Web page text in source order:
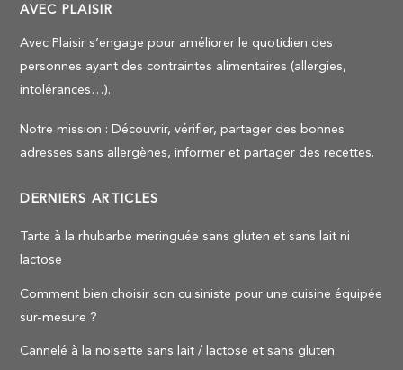
AVEC PLAISIR
Avec Plaisir s’engage pour améliorer le quotidien des
personnes ayant des contraintes alimentaires (allergies,
intolérances…).
Notre mission : Découvrir, vérifier, partager des bonnes
adresses sans allergènes, informer et partager des recettes.
DERNIERS ARTICLES
Tarte à la rhubarbe meringuée sans gluten et sans lait ni
lactose
Comment bien choisir son cuisiniste pour une cuisine équipée
sur-mesure ?
Cannelé à la noisette sans lait / lactose et sans gluten